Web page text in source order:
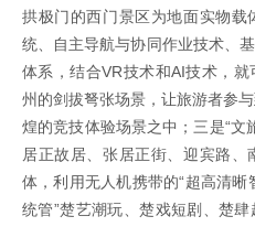
拱极门的西门景区为地面实物
统、自主导航与协同作业技术、
体系，结合VR技术和AI技术，
州的剑拔弩张场景，让旅游者参
煌的竞技体验场景之中；三是“文
居正故居、张居正街、迎宾路
体，利用无人机携带的“超高清晰
统管”楚艺潮玩、楚戏短剧、楚